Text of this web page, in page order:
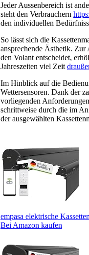
Jeder Aussenbereich ist
steht den Verbrauchern
den individuellen
So lässt sich die
ansprechende Ästhetik. Zur
den Volant entscheidet,
Jahreszeiten viel Zeit
Im Hinblick auf die
Wettersensoren. Dank der
vorliegenden
schrittweise durch die im
der ausgewählten
empasa elektrische
Bei Amazon kaufen